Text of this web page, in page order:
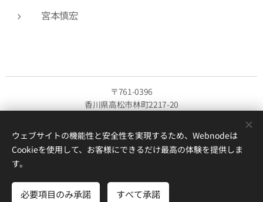
宮本慎宏
〒761-0396
香川県高松市林町2217-20
（郵便物は以下の事務局担当者名までご記載ください）
一般社団法人日本建築学会
担当：宮本・釜床
ウェブサイトの機能性と安全性を実現するため、Webnodeは
Cookieを使用して、お客様にできるだけ最高の体験を提供しま
す。
必要項目のみ承諾 すべて承諾